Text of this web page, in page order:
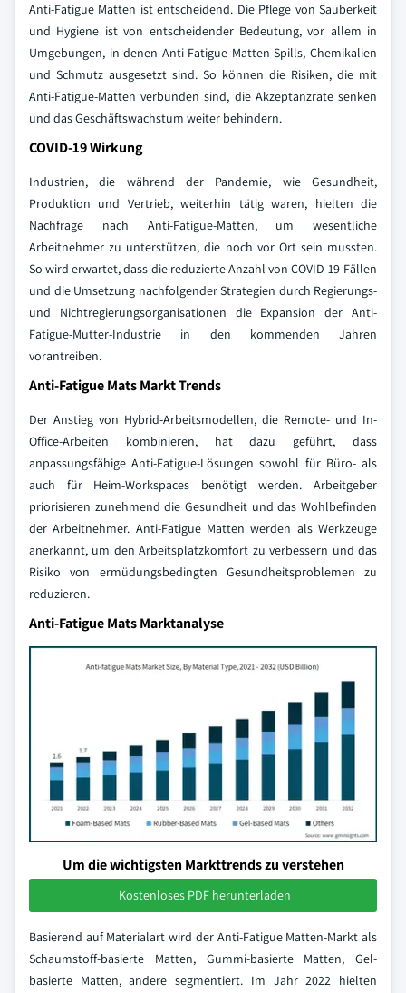
Anti-Fatigue Matten ist entscheidend. Die Pflege von Sauberkeit
und Hygiene ist von entscheidender Bedeutung, vor allem in
Umgebungen, in denen Anti-Fatigue Matten Spills, Chemikalien
und Schmutz ausgesetzt sind. So können die Risiken, die mit
Anti-Fatigue-Matten verbunden sind, die Akzeptanzrate senken
und das Geschäftswachstum weiter behindern.
COVID-19 Wirkung
Industrien, die während der Pandemie, wie Gesundheit,
Produktion und Vertrieb, weiterhin tätig waren, hielten die
Nachfrage nach Anti-Fatigue-Matten, um wesentliche
Arbeitnehmer zu unterstützen, die noch vor Ort sein mussten.
So wird erwartet, dass die reduzierte Anzahl von COVID-19-Fällen
und die Umsetzung nachfolgender Strategien durch Regierungs-
und Nichtregierungsorganisationen die Expansion der Anti-
Fatigue-Mutter-Industrie in den kommenden Jahren
vorantreiben.
Anti-Fatigue Mats Markt Trends
Der Anstieg von Hybrid-Arbeitsmodellen, die Remote- und In-
Office-Arbeiten kombinieren, hat dazu geführt, dass
anpassungsfähige Anti-Fatigue-Lösungen sowohl für Büro- als
auch für Heim-Workspaces benötigt werden. Arbeitgeber
priorisieren zunehmend die Gesundheit und das Wohlbefinden
der Arbeitnehmer. Anti-Fatigue Matten werden als Werkzeuge
anerkannt, um den Arbeitsplatzkomfort zu verbessern und das
Risiko von ermüdungsbedingten Gesundheitsproblemen zu
reduzieren.
Anti-Fatigue Mats Marktanalyse
Um die wichtigsten Markttrends zu verstehen
Kostenloses PDF herunterladen
Basierend auf Materialart wird der Anti-Fatigue Matten-Markt als
Schaumstoff-basierte Matten, Gummi-basierte Matten, Gel-
basierte Matten, andere segmentiert. Im Jahr 2022 hielten